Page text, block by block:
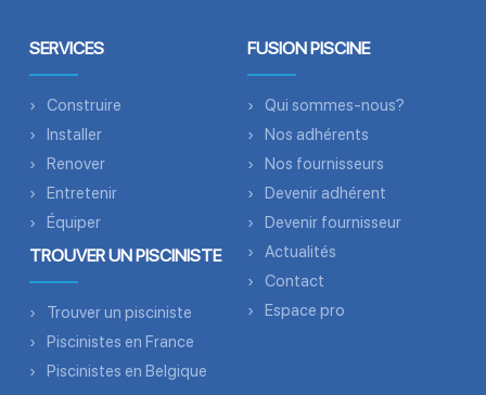
SERVICES
Construire
Installer
Renover
Entretenir
Équiper
TROUVER UN PISCINISTE
Trouver un pisciniste
Piscinistes en France
Piscinistes en Belgique
FUSION PISCINE
Qui sommes-nous?
Nos adhérents
Nos fournisseurs
Devenir adhérent
Devenir fournisseur
Actualités
Contact
Espace pro